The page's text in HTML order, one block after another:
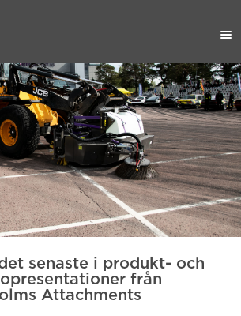
senaste i produkt- och
från
Attachments